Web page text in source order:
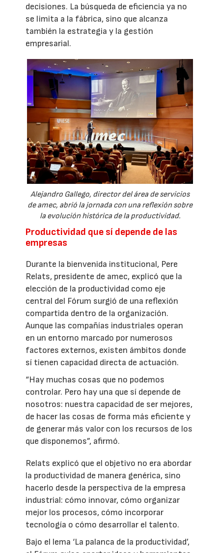
decisiones. La búsqueda de eficiencia ya no
se limita a la fábrica, sino que alcanza
también la estrategia y la gestión
empresarial.
Alejandro Gallego, director del área de servicios
de amec, abrió la jornada con una reflexión sobre
la evolución histórica de la productividad.
Productividad que sí depende de las
empresas
Durante la bienvenida institucional, Pere
Relats, presidente de amec, explicó que la
elección de la productividad como eje
central del Fórum surgió de una reflexión
compartida dentro de la organización.
Aunque las compañías industriales operan
en un entorno marcado por numerosos
factores externos, existen ámbitos donde
sí tienen capacidad directa de actuación.
“Hay muchas cosas que no podemos
controlar. Pero hay una que sí depende de
nosotros: nuestra capacidad de ser mejores,
de hacer las cosas de forma más eficiente y
de generar más valor con los recursos de los
que disponemos”, afirmó.
Relats explicó que el objetivo no era abordar
la productividad de manera genérica, sino
hacerlo desde la perspectiva de la empresa
industrial: cómo innovar, cómo organizar
mejor los procesos, cómo incorporar
tecnología o cómo desarrollar el talento.
Bajo el lema ‘La palanca de la productividad’,